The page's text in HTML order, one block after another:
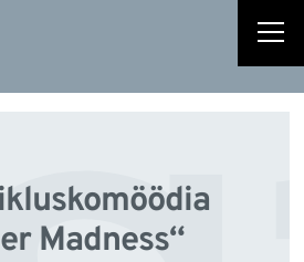
Madness“